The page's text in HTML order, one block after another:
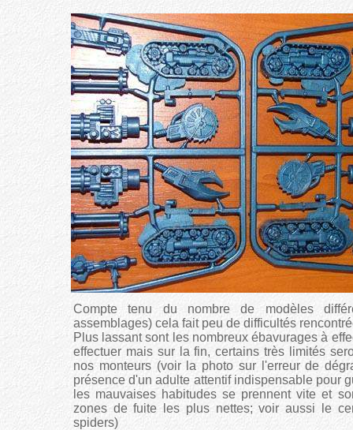
Compte tenu du nombre de modèles
assemblages) cela fait peu de difficultés
Plus lassant sont les nombreux ébavurages à
effectuer mais sur la fin, certains très limités
nos monteurs (voir la photo sur l'erreur de
présence d'un adulte attentif indispensable pour
les mauvaises habitudes se prennent vite et
zones de fuite les plus nettes; voir aussi le
spiders)